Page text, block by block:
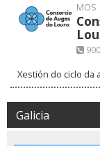
MOS
Xestión do ciclo da
Galicia